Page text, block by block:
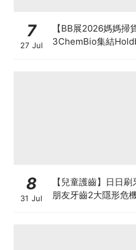
7
27 Jul
【BB展2026媽媽掃
3ChemBio集結
8
31 Jul
【兒童護齒】日日
朋友牙齒2大隱形危